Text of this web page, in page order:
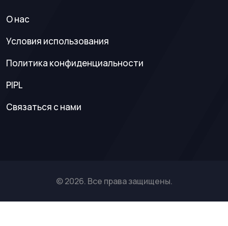
О нас
Условия использования
Политика конфиденциальности
PIPL
Связаться с нами
© 2026. Все права защищены.